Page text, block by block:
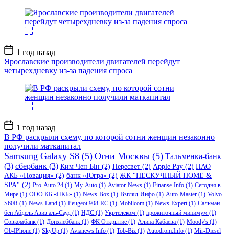
Дата
записи
1 год назад
Ярославские производители двигателей перейдут
четырехдневку из-за падения спроса
Дата
записи
1 год назад
В РФ раскрыли схему, по которой сотни женщин незаконно
получили маткапитал
Samsung Galaxy S8 (5) Огни Москвы (5) Тальменка-банк
(3) сбербанк (3) Ким Чен Ын (2) Пересвет (2) Apple Pay (2) ПАО
АКБ «Новация» (2) банк «Югра» (2) ЖК "НЕСКУЧНЫЙ HOME &
SPA" (2) Pro-Auto 24 (1) My-Auto (1) Aviator-News (1) Finanse-Info (1) Сегодня в
Мире (1) ООО КБ «НКБ» (1) News-Box (1) Взгляд-Инфо (1) Auto-Master (1) Volvo
S60R (1) News-Land (1) Peugeot 908-RC (1) Mobilcom (1) News-Expert(1) Сальман
бен Абдель Азиз аль-Сауд (1) НДС (1) Укртелеком (1) прожиточный минимум (1)
Совкомбанк (1) Донхлеббанк (1) ФК Открытие (1) Алина Кабаева (1) Moody's (1)
Ob-IPhone (1) SkyUp (1) Avianews.Info (1) Tob-Biz (1) Autodrom.Info (1) Mir-Diesel